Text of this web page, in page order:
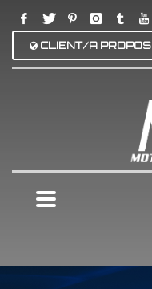
CLIENT/A PROPOS